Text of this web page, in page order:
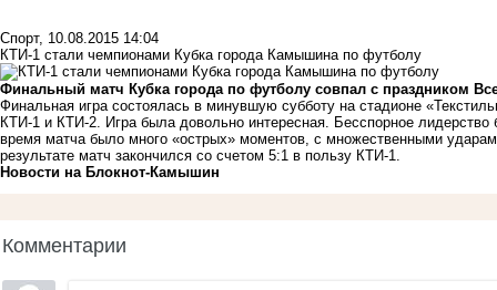
Спорт, 10.08.2015 14:04
КТИ-1 стали чемпионами Кубка города Камышина по футболу
Финальный матч Кубка города по футболу совпал с праздником
Финальная игра состоялась в минувшую субботу на стадионе
КТИ-1 и КТИ-2. Игра была довольно интересная. Бесспорное
время матча было много «острых» моментов, с множественными
результате матч закончился со счетом 5:1 в пользу КТИ-1.
Новости на Блoкнoт-Камышин
Комментарии